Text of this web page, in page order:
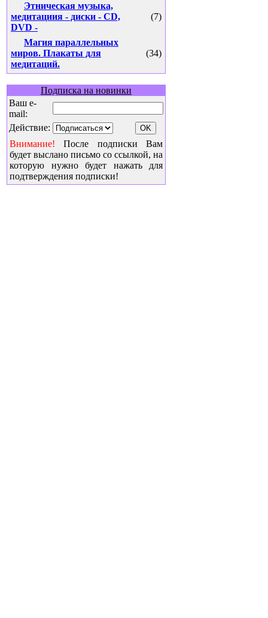
Этническая музыка,
медитациия - диски - CD,
DVD -
(7)
Магия параллельных
миров. Плакаты для
медитаций.
(34)
Подписка на новинки
Ваш e-
mail:
Действие:
Внимание! После подписки Вам
будет выслано письмо со ссылкой, на
которую нужно будет нажать для
подтверждения подписки!